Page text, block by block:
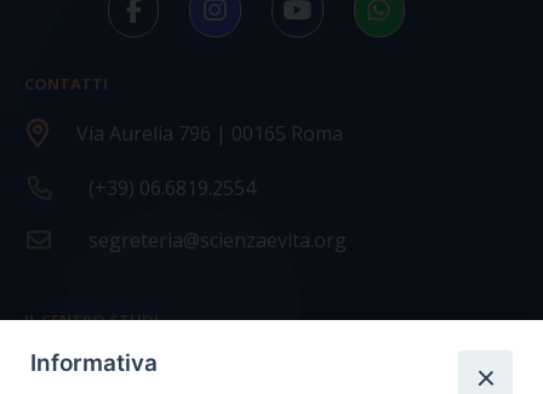
CONTATTI
Via Aurelia 796 | 00165 Roma
(+39) 06.6819.2554
segreteria@scienzaevita.org
IL CENTRO STUDI
La nostra storia
Informativa